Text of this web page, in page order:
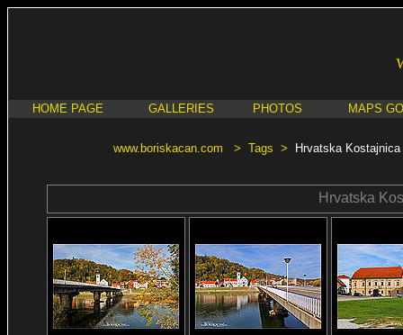
HOME PAGE GALLERIES PHOTOS MAPS
www.boriskacan.com > Tags > Hrvatska Kostajnica
Hrvatska